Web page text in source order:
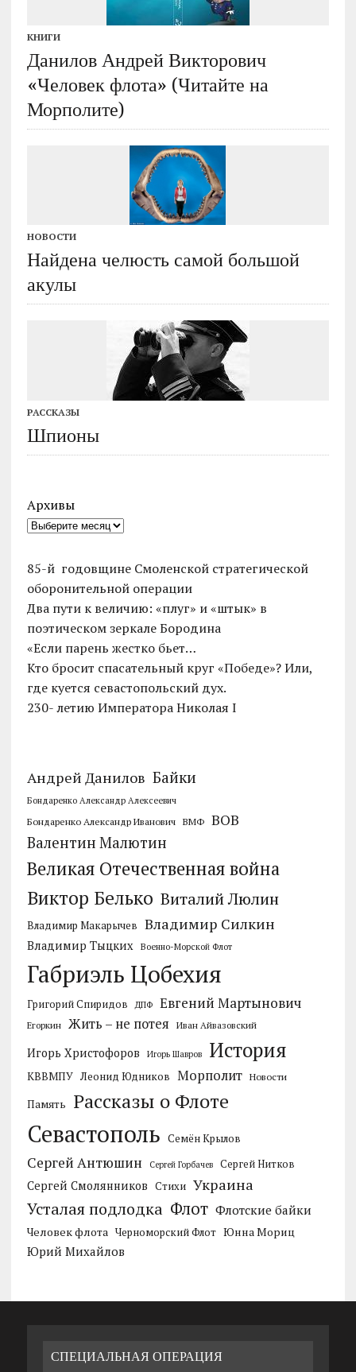
КНИГИ
Данилов Андрей Викторович
«Человек флота» (Читайте на
Морполите)
НОВОСТИ
Найдена челюсть самой большой
акулы
РАССКАЗЫ
Шпионы
Архивы
85-й годовщине Смоленской стратегической
оборонительной операции
Два пути к величию: «плуг» и «штык» в
поэтическом зеркале Бородина
«Если парень жестко бьет…
Кто бросит спасательный круг «Победе»? Или,
где куется севастопольский дух.
230- летию Императора Николая I
Андрей Данилов Байки
Бондаренко Александр Алексеевич
Бондаренко Александр Иванович ВМФ ВОВ
Валентин Малютин
Великая Отечественная война
Виктор Белько Виталий Люлин
Владимир Макарычев Владимир Силкин
Владимир Тыцких Военно-Морской Флот
Габриэль Цобехия
Григорий Спиридов ДПФ Евгений Мартынович
Егоркин Жить – не потея Иван Айвазовский
Игорь Христофоров Игорь Шавров История
КВВМПУ Леонид Юдников Морполит Новости
Память Рассказы о Флоте
Севастополь Семён Крылов
Сергей Антюшин Сергей Горбачев Сергей Нитков
Сергей Смолянников Стихи Украина
Усталая подлодка Флот Флотские байки
Человек флота Черноморский Флот Юнна Мориц
Юрий Михайлов
СПЕЦИАЛЬНАЯ ОПЕРАЦИЯ